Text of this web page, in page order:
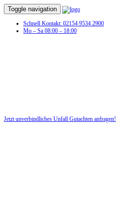
Toggle navigation
Schnell Kontakt: 02154 9534 2900
Mo – Sa 08:00 – 18:00
Jetzt unverbindliches Unfall Gutachten anfragen!